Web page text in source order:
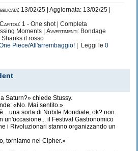
aver letto fin qui :3
13/02/25 | Aggiornata: 13/02/25 |
Capitoli: 1 - One shot | Completa
Moments | Avvertimenti: Bondage
Shanks il rosso
Piece/All'arrembaggio! | Leggi le 0
Saturn?» chiede Stussy.
«No. Mai sentito.»
una sorta di Nobile Mondiale, ok? non
un'occasione... il Festival Gastronomico
i Rivoluzionari stanno organizzando un
torniamo nel Cipher.»